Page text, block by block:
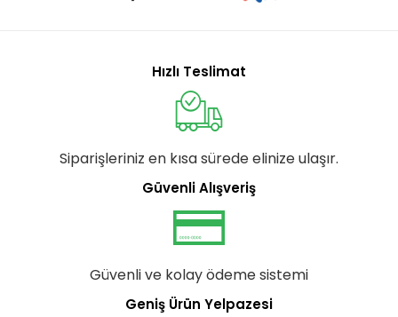
Hızlı Teslimat
Siparişleriniz en kısa sürede elinize ulaşır.
Güvenli Alışveriş
Güvenli ve kolay ödeme sistemi
Geniş Ürün Yelpazesi